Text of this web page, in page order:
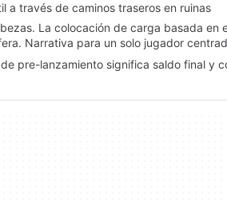
a través de caminos traseros en ruinas
La colocación de carga basada en
Narrativa para un solo jugador
pre-lanzamiento significa saldo final y